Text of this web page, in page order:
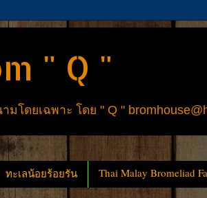
" Q "
ดยเฉพาะ โดย " Q "
ทะเลน้อยร้อยรัน Thai Malay Bromeliad